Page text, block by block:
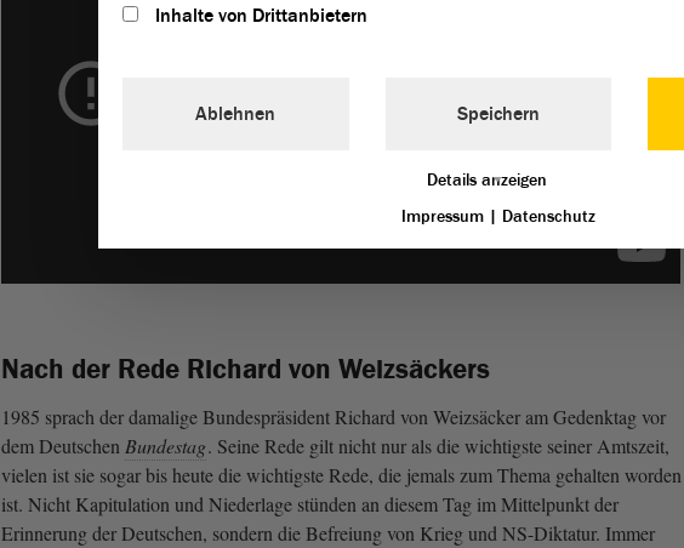
Nach der Rede Richard von Weizsäckers
1985 sprach der damalige Bundespräsident Richard von Weizsäcker am Gedenktag vor
dem Deutschen Bundestag. Seine Rede gilt nicht nur als die wichtigste seiner Amtszeit,
vielen ist sie sogar bis heute die wichtigste Rede, die jemals zum Thema gehalten worden
ist. Nicht Kapitulation und Niederlage stünden an diesem Tag im Mittelpunkt der
Erinnerung der Deutschen, sondern die Befreiung von Krieg und NS-Diktatur. Immer
Inhalte von Drittanbietern
Ablehnen Speichern
Details anzeigen
Impressum | Datenschutz